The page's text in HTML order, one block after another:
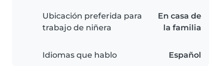
Ubicación preferida para
trabajo de niñera
En casa de
la familia
Idiomas que hablo Español